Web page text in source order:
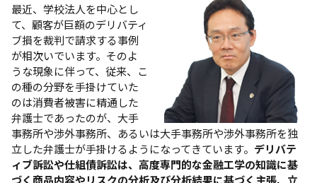
最近、学校法人を中心とし
て、顧客が巨額のデリバティ
ブ損を裁判で請求する事例
が相次いでいます。そのよ
うな現象に伴って、従来、こ
の種の分野を手掛けていた
のは消費者被害に精通した
弁護士であったのが、大手
事務所や渉外事務所、あるいは大手事務所や渉外事務所を独
立した弁護士が手掛けるようになってきています。 デリバテ
ィブ訴訟や仕組債訴訟は、高度専門的な金融工学の知識に基
づく商品内容やリスクの分析及び分析結果に基づく主張、立